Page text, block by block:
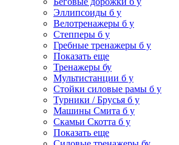
Эллипсоиды б у
Велотренажеры б у
Степперы б у
Гребные тренажеры б у
Показать еще
Тренажеры бу
Мультистанции б у
Стойки силовые рамы б у
Турники / Брусья б у
Машины Смита б у
Скамьи Скотта б у
Показать еще